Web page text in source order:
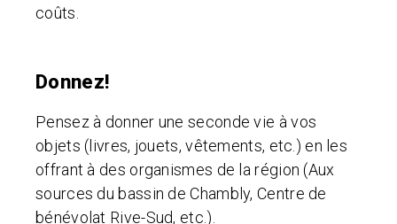
coûts.
Donnez!
Pensez à donner une seconde vie à vos
objets (livres, jouets, vêtements, etc.) en les
offrant à des organismes de la région (Aux
sources du bassin de Chambly, Centre de
bénévolat Rive-Sud, etc.).